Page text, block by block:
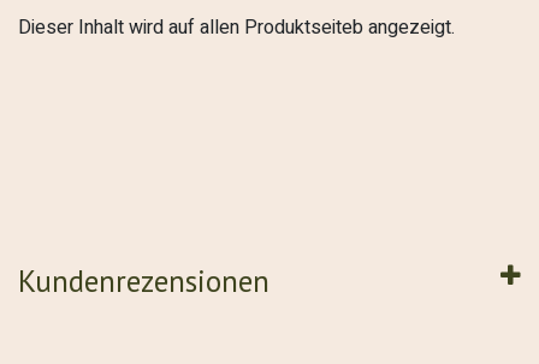
Dieser Inhalt wird auf allen Produktseiteb angezeigt.
Kundenrezensionen